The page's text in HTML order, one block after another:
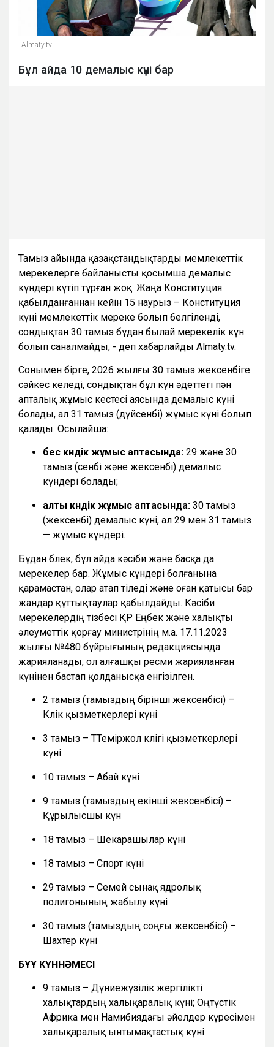
Almaty.tv
Бұл айда 10 демалыс күні бар
Тамыз айында қазақстандықтарды мемлекеттік
мерекелерге байланысты қосымша демалыс
күндері күтіп тұрған жоқ. Жаңа Конституция
қабылданғаннан кейін 15 наурыз – Конституция
күні мемлекеттік мереке болып белгіленді,
сондықтан 30 тамыз бұдан былай мерекелік күн
болып саналмайды, - деп хабарлайды Almaty.tv.
Сонымен бірге, 2026 жылғы 30 тамыз жексенбіге
сәйкес келеді, сондықтан бұл күн әдеттегі пән
апталық жұмыс кестесі аясында демалыс күні
болады, ал 31 тамыз (дүйсенбі) жұмыс күні болып
қалады. Осылайша:
бес күндік жұмыс аптасында: 29 және 30
тамыз (сенбі және жексенбі) демалыс
күндері болады;
алты күндік жұмыс аптасында: 30 тамыз
(жексенбі) демалыс күні, ал 29 мен 31 тамыз
— жұмыс күндері.
Бұдан бөлек, бұл айда кәсіби және басқа да
мерекелер бар. Жұмыс күндері болғанына
қарамастан, олар атап өтіледі және оған қатысы бар
жандар құттықтаулар қабылдайды. Кәсіби
мерекелердің тізбесі ҚР Еңбек және халықты
әлеуметтік қорғау министрінің м.а. 17.11.2023
жылғы №480 бұйрығының редакциясында
жарияланады, ол алғашқы ресми жарияланған
күнінен бастап қолданысқа енгізілген.
2 тамыз (тамыздың бірінші жексенбісі) –
Көлік қызметкерлері күні
3 тамыз – ТТеміржол көлігі қызметкерлері
күні
10 тамыз – Абай күні
9 тамыз (тамыздың екінші жексенбісі) –
Құрылысшы күн
18 тамыз – Шекарашылар күні
18 тамыз – Спорт күні
29 тамыз – Семей сынақ ядролық
полигонының жабылу күні
30 тамыз (тамыздың соңғы жексенбісі) –
Шахтер күні
БҰҰ КҮННӘМЕСІ
9 тамыз – Дүниежүзілік жергілікті
халықтардың халықаралық күні; Оңтүстік
Африка мен Намибиядағы әйелдер күресімен
халықаралық ынтымақтастық күні